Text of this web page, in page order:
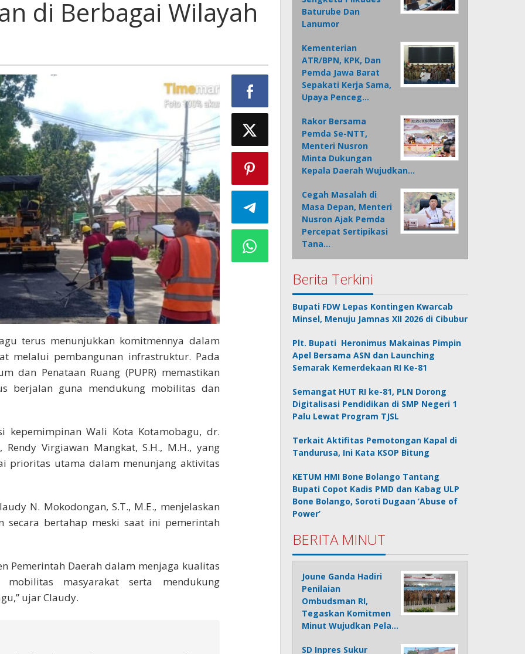
di Berbagai Wilayah
terus menunjukkan komitmennya dalam
melalui pembangunan infrastruktur. Pada
dan Penataan Ruang (PUPR) memastikan
berjalan guna mendukung mobilitas dan
kepemimpinan Wali Kota Kotamobagu, dr.
Virgiawan Mangkat, S.H., M.H., yang
prioritas utama dalam menunjang aktivitas
N. Mokodongan, S.T., M.E., menjelaskan
bertahap meski saat ini pemerintah
Pemerintah Daerah dalam menjaga kualitas
masyarakat serta mendukung
ujar Claudy.
Baturube Dan
Lanumor
Kementerian
ATR/BPN, KPK, Dan
Pemda Jawa Barat
Sepakati Kerja Sama,
Upaya Penceg…
Rakor Bersama
Pemda Se-NTT,
Menteri Nusron
Minta Dukungan
Kepala Daerah Wujudkan…
Cegah Masalah di
Masa Depan, Menteri
Nusron Ajak Pemda
Percepat Sertipikasi
Tana…
Berita Terkini
Bupati FDW Lepas Kontingen Kwarcab
Minsel, Menuju Jamnas XII 2026 di Cibubur
Plt. Bupati Heronimus Makainas Pimpin
Apel Bersama ASN dan Launching
Semarak Kemerdekaan RI Ke-81
Semangat HUT RI ke-81, PLN Dorong
Digitalisasi Pendidikan di SMP Negeri 1
Palu Lewat Program TJSL
Terkait Aktifitas Pemotongan Kapal di
Tandurusa, Ini Kata KSOP Bitung
KETUM HMI Bone Bolango Tantang
Bupati Copot Kadis PMD dan Kabag ULP
Bone Bolango, Soroti Dugaan ‘Abuse of
Power’
BERITA MINUT
Joune Ganda Hadiri
Penilaian
Ombudsman RI,
Tegaskan Komitmen
Minut Wujudkan Pela…
SD Inpres Sukur